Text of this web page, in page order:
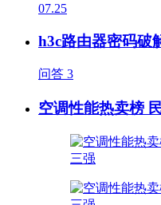
07.25
h3c路由器密码破
问答 3
空调性能热卖榜